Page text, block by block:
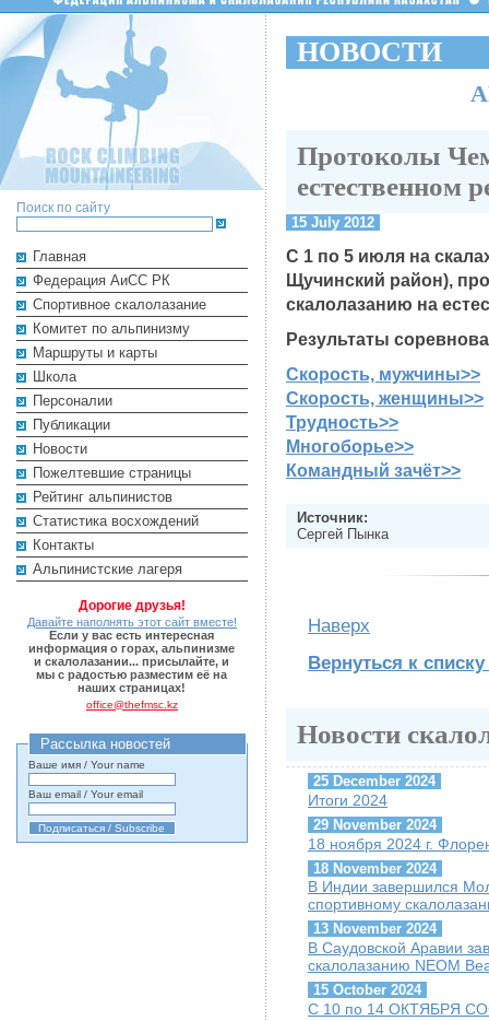
Поиск по сайту
Главная
Федерация АиСС РК
Cпортивное скалолазание
Комитет по альпинизму
Маршруты и карты
Школа
Персоналии
Публикации
Новости
Пожелтевшие страницы
Рейтинг альпинистов
Cтатистика восхождений
Контакты
Альпинистские лагеря
Дорогие друзья!
Давайте наполнять этот сайт вместе!
Если у вас есть интересная
информация о горах, альпинизме
и скалолазании... присылайте, и
мы с радостью разместим её на
наших страницах!
office@thefmsc.kz
Рассылка новостей
Ваше имя / Your name
Ваш email / Your email
НОВОСТИ
Протоколы
естественном
15 July 2012
С 1 по 5 июля на
Щучинский район),
скалолазанию на
Результаты
Скорость, мужчины>>
Скорость, женщины>>
Трудность>>
Многоборье>>
Командный зачёт>>
Источник:
Сергей Пынка
Наверх
Вернуться к списку
Новости
25 December 2024
Итоги 2024
29 November 2024
18 ноября 2024 г.
18 November 2024
В Индии завершился
спортивному
13 November 2024
В Саудовской Аравии
скалолазанию NEOM
15 October 2024
С 10 по 14 ОКТЯБРЯ